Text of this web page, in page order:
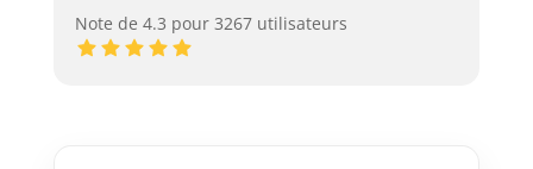
Note de 4.3 pour 3267 utilisateurs